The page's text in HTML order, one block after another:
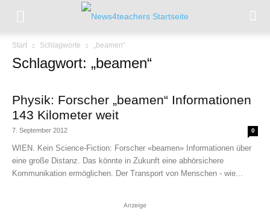
Start Schlagworte „beamen“
Schlagwort: „beamen“
Physik: Forscher „beamen“ Informationen
143 Kilometer weit
7. September 2012 0
WIEN. Kein Science-Fiction: Forscher «beamen» Informationen über
eine große Distanz. Das könnte in Zukunft eine abhörsichere
Kommunikation ermöglichen. Der Transport von Menschen - wie...
Anzeige